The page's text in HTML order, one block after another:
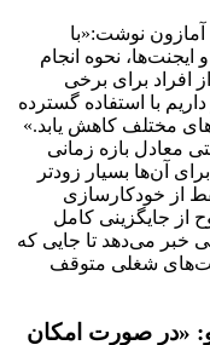
نوشت:«با
نحوه انجام
افراد برای برخی
با استفاده گسترده
مختلف کاهش یابد.»
معادل بازه زمانی
برای آن‌ها بسیار زودتر
از خودکارسازی
از جایگزینی کامل
می‌دهد تا جایی که
شغلی متوقف
«در صورت امکان